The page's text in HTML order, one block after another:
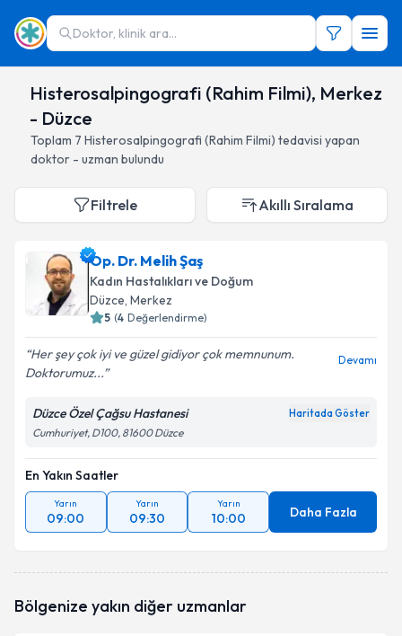
Doktor, klinik ara...
Histerosalpingografi (Rahim Filmi), Merkez
- Düzce
Toplam 7 Histerosalpingografi (Rahim Filmi) tedavisi yapan
doktor - uzman bulundu
Filtrele Akıllı Sıralama
Op. Dr. Melih Şaş
Kadın Hastalıkları ve Doğum
Düzce, Merkez
5 (4 Değerlendirme)
Her şey çok iyi ve güzel gidiyor çok memnunum.
Doktorumuz...
Devamı
Düzce Özel Çağsu Hastanesi Haritada Göster
Cumhuriyet, D100, 81600 Düzce
En Yakın Saatler
Yarın
09:00
Yarın
09:30
Yarın
10:00 Daha Fazla
Bölgenize yakın diğer uzmanlar